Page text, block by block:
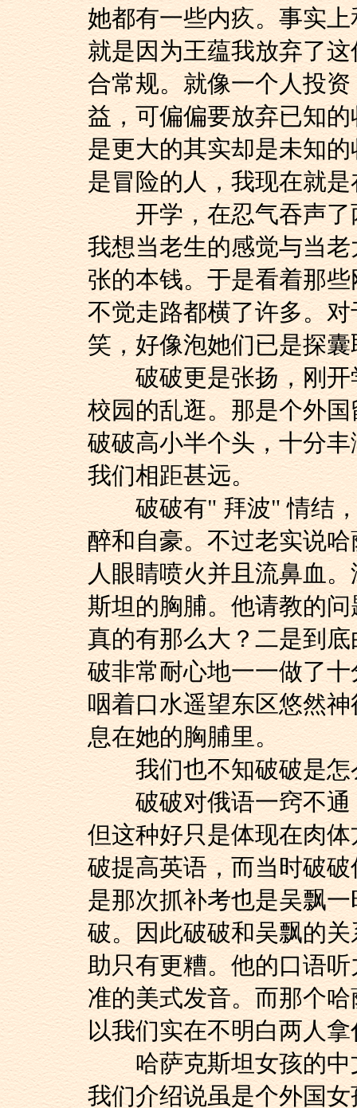
她都有一些内疚。事实
就是因为王蕴我放弃了
合常规。就像一个人投
益，可偏偏要放弃已知
是更大的其实却是未知
是冒险的人，我现在就
开学，在忍气吞声了
我想当老生的感觉与当
张的本钱。于是看着那
不觉走路都横了许多。
笑，好像泡她们已是探
破破更是张扬，刚开
校园的乱逛。那是个外
破破高小半个头，十分
我们相距甚远。
破破有" 拜波" 情结，
醉和自豪。不过老实说
人眼睛喷火并且流鼻血
斯坦的胸脯。他请教的
真的有那么大？二是到
破非常耐心地一一做了
咽着口水遥望东区悠然
息在她的胸脯里。
我们也不知破破是怎
破破对俄语一窍不通
但这种好只是体现在肉
破提高英语，而当时破
是那次抓补考也是吴飘
破。因此破破和吴飘的
助只有更糟。他的口语
准的美式发音。而那个
以我们实在不明白两人
哈萨克斯坦女孩的中
我们介绍说虽是个外国